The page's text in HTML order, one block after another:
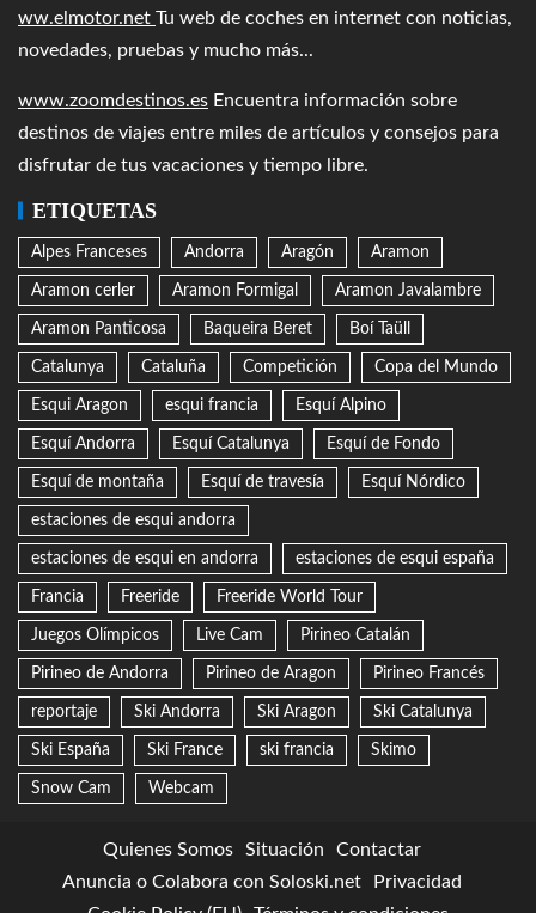
ww.elmotor.net Tu web de coches en internet con noticias,
novedades, pruebas y mucho más...
www.zoomdestinos.es Encuentra información sobre
destinos de viajes entre miles de artículos y consejos para
disfrutar de tus vacaciones y tiempo libre.
ETIQUETAS
Alpes Franceses Andorra Aragón Aramon
Aramon cerler Aramon Formigal Aramon Javalambre
Aramon Panticosa Baqueira Beret Boí Taüll
Catalunya Cataluña Competición Copa del Mundo
Esqui Aragon esqui francia Esquí Alpino
Esquí Andorra Esquí Catalunya Esquí de Fondo
Esquí de montaña Esquí de travesía Esquí Nórdico
estaciones de esqui andorra
estaciones de esqui en andorra estaciones de esqui españa
Francia Freeride Freeride World Tour
Juegos Olímpicos Live Cam Pirineo Catalán
Pirineo de Andorra Pirineo de Aragon Pirineo Francés
reportaje Ski Andorra Ski Aragon Ski Catalunya
Ski España Ski France ski francia Skimo
Snow Cam Webcam
Quienes Somos Situación
Contactar
Anuncia o Colabora con Soloski.net
Privacidad